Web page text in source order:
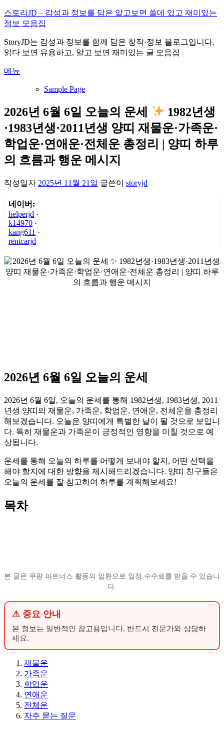
내
용
로
바
가
스토리JD – 감성과 정보를 담은 알고보면 쓸데 있고 재미있는
정보 모음집
StoryJD는 감성과 정보를 함께 담은 창작·정보 블로그입니다.
읽다 보면 유용하고, 알고 보면 재미있는 글 모음집
메뉴
Sample Page
2026년 6월 6일 오늘의 운세
1982년생
·1983년생·2011년생 양띠 재물운·가족운·
학업운·연애운·전체운 총정리 | 양띠 하루
의 흐름과 행운 메시지
작성일자 2025년 11월 21일 글쓴이 storyjd
네이버:
helperjd ·
k14970 ·
kang611 ·
rentcarjd
2026년 6월 6일 오늘의 운세
2026년 6월 6일, 오늘의 운세를 통해 1982년생, 1983년생, 2011
년생 양띠의 재물운, 가족운, 학업운, 연애운, 전체운을 총정리
해보겠습니다. 오늘은 양띠에게 특별한 날이 될 것으로 보입니
다. 특히 재물운과 가족운이 긍정적인 영향을 미칠 것으로 예
상됩니다.
운세를 통해 오늘의 하루를 어떻게 보내야 할지, 어떤 선택을
해야 할지에 대한 방향을 제시해드리겠습니다. 양띠 친구들은
오늘의 운세를 잘 참고하여 하루를 계획해보세요!
목차
본 글은 쿠팡 파트너스 활동의 일환으로 일정 수수료를 받을 수 있습니
다.
⚠ 중요 안내
본 정보는 일반적인 참고용입니다. 반드시 전문가와 상담하
세요.
재물운
가족운
학업운
연애운
전체운
자주 묻는 질문